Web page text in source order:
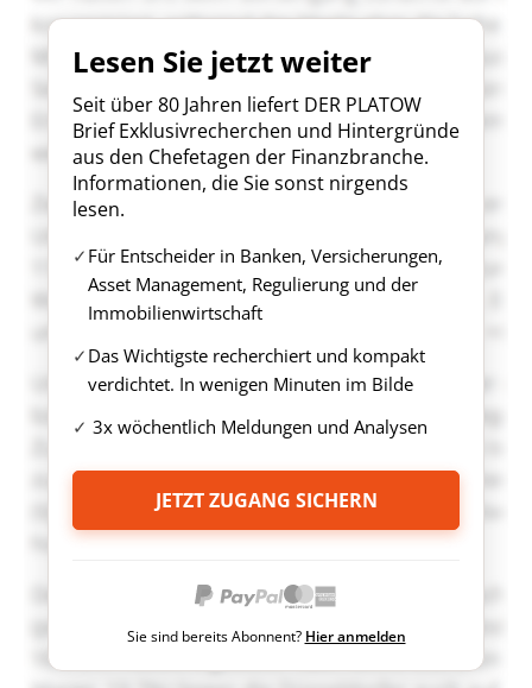
Lesen Sie jetzt weiter
Seit über 80 Jahren liefert DER PLATOW
Brief Exklusivrecherchen und Hintergründe
aus den Chefetagen der Finanzbranche.
Informationen, die Sie sonst nirgends
lesen.
Für Entscheider in Banken, Versicherungen,
Asset Management, Regulierung und der
Immobilienwirtschaft
Das Wichtigste recherchiert und kompakt
verdichtet. In wenigen Minuten im Bilde
3x wöchentlich Meldungen und Analysen
JETZT ZUGANG SICHERN
Sie sind bereits Abonnent? Hier anmelden